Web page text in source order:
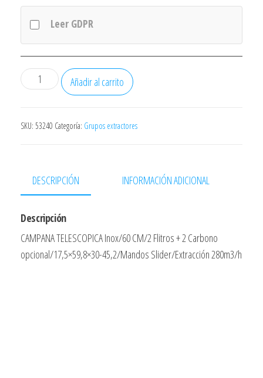
Leer GDPR
Campana
Beko
Telescopica
Añadir al carrito
SKU: 53240 Categoría: Grupos extractores
DESCRIPCIÓN INFORMACIÓN ADICIONAL
Descripción
CAMPANA TELESCOPICA Inox/60 CM/2 Flitros + 2 Carbono
opcional/17,5×59,8×30-45,2/Mandos Slider/Extracción 280m3/h